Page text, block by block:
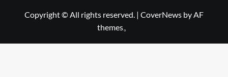
Copyright © All rights reserved. | CoverNews by AF
themes。